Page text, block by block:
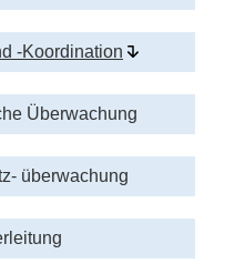
-Koordination
Überwachung
überwachung